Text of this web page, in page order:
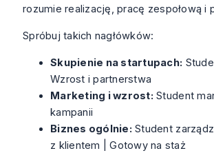
rozumie realizację, pracę zespołową i
Spróbuj takich nagłówków:
Skupienie na startupach:
Wzrost i partnerstwa
Marketing i wzrost: Student
kampanii
Biznes ogólnie: Student
z klientem | Gotowy na staż